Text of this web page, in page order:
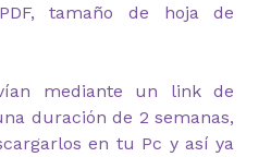
tamaño de hoja de
mediante un link de
duración de 2 semanas,
en tu Pc y así ya